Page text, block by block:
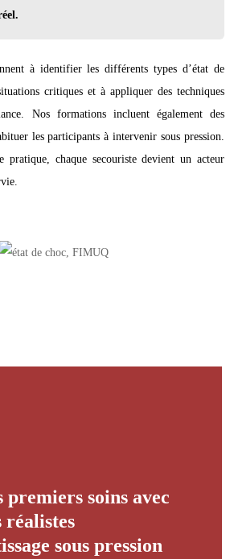
à identifier les différents types d’état de
critiques et à appliquer des techniques
Nos formations incluent également des
les participants à intervenir sous pression.
pratique, chaque secouriste devient un acteur
soins avec
réalistes
sous pression